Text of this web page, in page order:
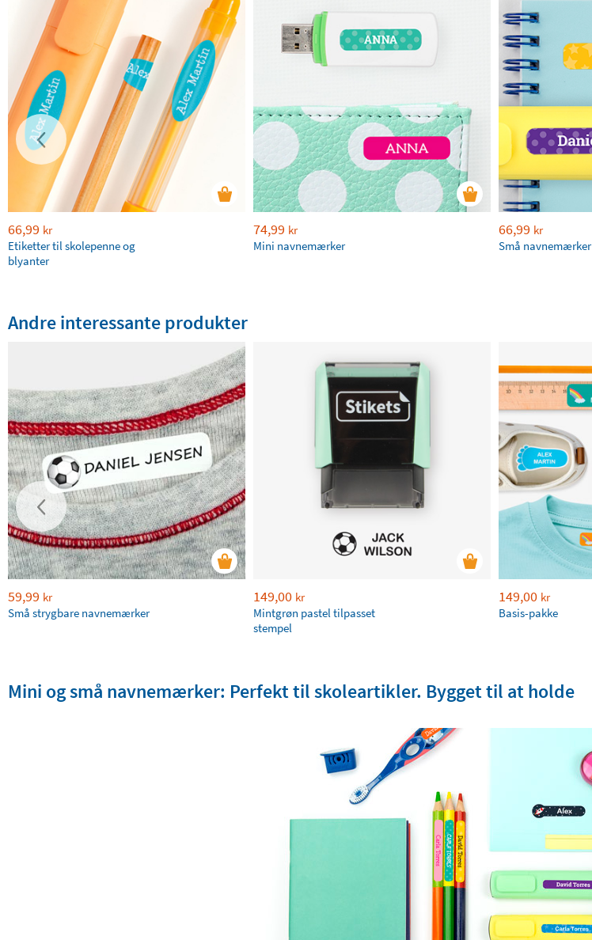
66,99 kr
Etiketter til skolepenne og
blyanter
74,99 kr
Mini navnemærker
66,99 kr
Små navnemærker
Andre interessante produkter
59,99 kr
Små strygbare navnemærker
149,00 kr
Mintgrøn pastel tilpasset
stempel
149,00 kr
Basis-pakke
Mini og små navnemærker: Perfekt til skoleartikler. Bygget til at holde